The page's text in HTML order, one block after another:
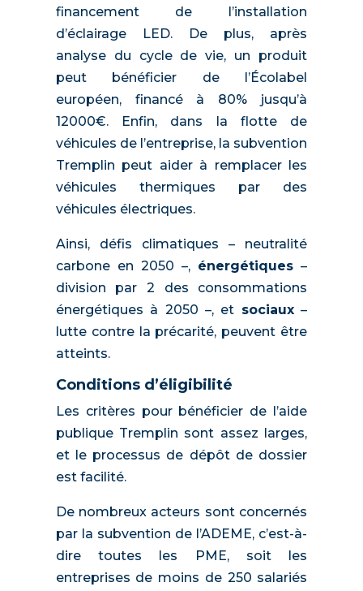
financement de l’installation
d’éclairage LED. De plus, après
analyse du cycle de vie, un produit
peut bénéficier de l’Écolabel
européen, financé à 80% jusqu’à
12000€. Enfin, dans la flotte de
véhicules de l’entreprise, la subvention
Tremplin peut aider à remplacer les
véhicules thermiques par des
véhicules électriques.
Ainsi, défis climatiques – neutralité
carbone en 2050 –, énergétiques –
division par 2 des consommations
énergétiques à 2050 –, et sociaux–
lutte contre la précarité, peuvent être
atteints.
Conditions d’éligibilité
Les critères pour bénéficier de l’aide
publique Tremplin sont assez larges,
et le processus de dépôt de dossier
est facilité.
De nombreux acteurs sont concernés
par la subvention de l’ADEME, c’est-à-
dire toutes les PME, soit les
entreprises de moins de 250 salariés